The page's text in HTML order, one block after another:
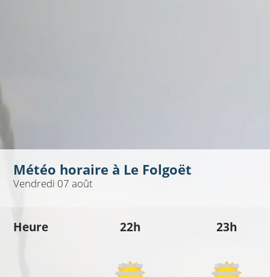
Météo horaire à Le Folgoët
Vendredi 07 août
Heure 22h 23h